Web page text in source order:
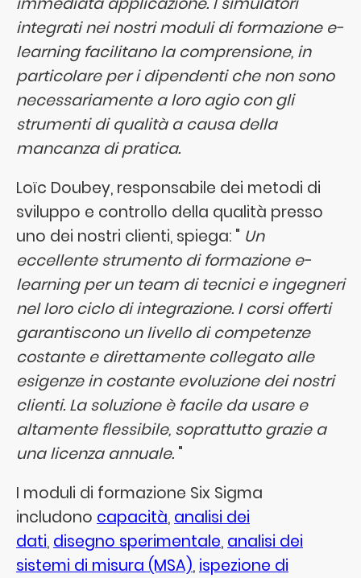
integrati nei nostri moduli di formazione e-
learning facilitano la comprensione, in
particolare per i dipendenti che non sono
necessariamente a loro agio con gli
strumenti di qualità a causa della
mancanza di pratica.
Loïc Doubey, responsabile dei metodi di
sviluppo e controllo della qualità presso
uno dei nostri clienti, spiega: " Un
eccellente strumento di formazione e-
learning per un team di tecnici e ingegneri
nel loro ciclo di integrazione. I corsi offerti
garantiscono un livello di competenze
costante e direttamente collegato alle
esigenze in costante evoluzione dei nostri
clienti. La soluzione è facile da usare e
altamente flessibile, soprattutto grazie a
una licenza annuale. "
I moduli di formazione Six Sigma
includono capacità, analisi dei
dati, disegno sperimentale, analisi dei
sistemi di misura (MSA), ispezione di